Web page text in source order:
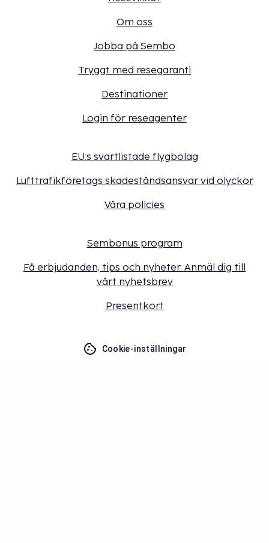
Om oss
Jobba på Sembo
Tryggt med resegaranti
Destinationer
Login för reseagenter
EU:s svartlistade flygbolag
Lufttrafikföretags skadeståndsansvar vid olyckor
Våra policies
Sembonus program
Få erbjudanden, tips och nyheter. Anmäl dig till
vårt nyhetsbrev
Presentkort
Cookie-inställningar